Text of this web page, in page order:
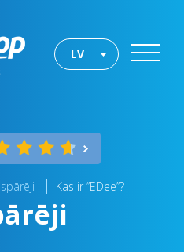
LV
Kas ir ‘’EDee’’?